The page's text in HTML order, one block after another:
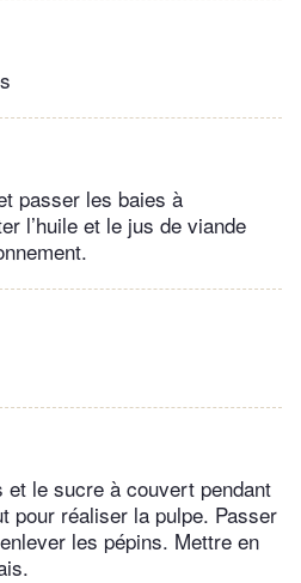
passer les baies à
l’huile et le jus de viande
le sucre à couvert pendant
pour réaliser la pulpe. Passer
les pépins. Mettre en